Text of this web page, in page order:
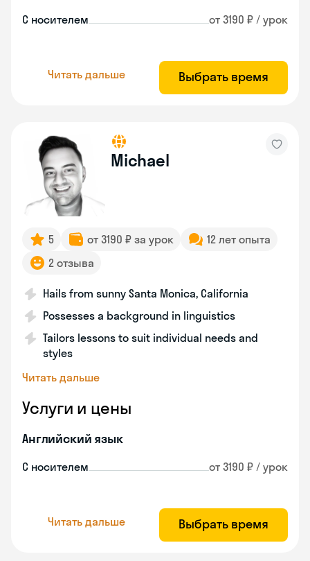
С носителем от 3190 ₽ / урок
Читать дальше Выбрать время
Michael
5 от 3190 ₽ за урок
12 лет опыта
2 отзыва
Hails from sunny Santa Monica, California
Possesses a background in linguistics
Tailors lessons to suit individual needs and
styles
Читать дальше
Услуги и цены
Английский язык
С носителем от 3190 ₽ / урок
Читать дальше Выбрать время